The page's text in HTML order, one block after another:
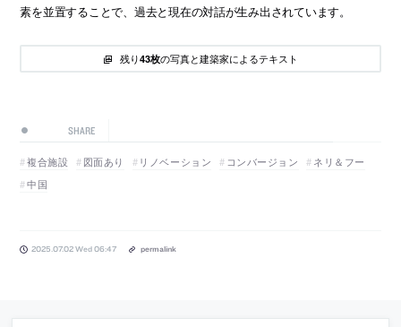
素を並置することで、過去と現在の対話が生み出されています。
残り43枚の写真と建築家によるテキスト
SHARE
複合施設 図面あり リノベーション コンバージョン
ネリ＆フー
中国
2025.07.02 Wed 06:47 permalink